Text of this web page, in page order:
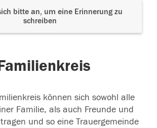
bitte an, um eine Erinnerung zu
schreiben
können sich sowohl alle
Familie, als auch Freunde und
und so eine Trauergemeinde